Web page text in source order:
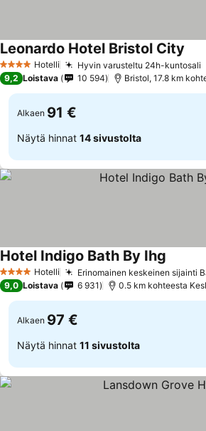
4 Tähtiluokitus
Hotelli Hyvin varusteltu 24h-kuntosali
Leonardo Hotel Bristol City
9,2 Loistava 10 594 Bristol, 17.8 km
Alkaen 91 €
Näytä hinnat 14 sivustolta
4 Tähtiluokitus
Hotelli Erinomainen keskeinen sijainti
Hotel Indigo Bath By Ihg
9,0 Loistava 6 931 0.5 km kohteesta
Alkaen 97 €
Näytä hinnat 11 sivustolta